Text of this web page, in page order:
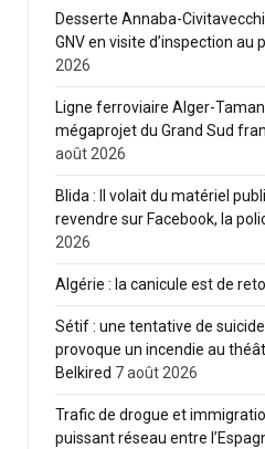
Desserte Annaba-
GNV en visite d’inspection au
2026
Ligne ferroviaire Alger-
mégaprojet du Grand Sud
août 2026
Blida : Il volait du matériel
revendre sur Facebook, la
2026
Algérie : la canicule est de
Sétif : une tentative de
provoque un incendie au
Belkired 7 août 2026
Trafic de drogue et
puissant réseau entre